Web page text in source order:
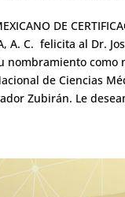
DE
A. C. felicita al Dr.
nombramiento como
de Ciencias
Zubirán. Le